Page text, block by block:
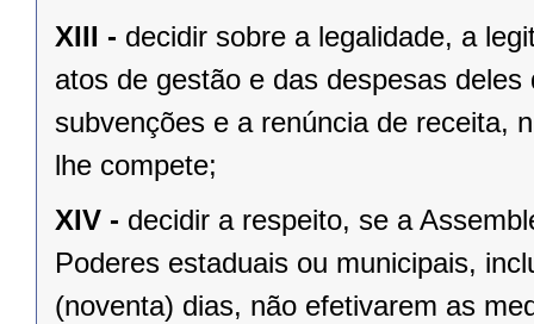
XIII - decidir sobre a legalidade, a
atos de gestão e das despesas
subvenções e a renúncia de receita,
lhe compete;
XIV - decidir a respeito, se a
Poderes estaduais ou municipais,
(noventa) dias, não efetivarem as